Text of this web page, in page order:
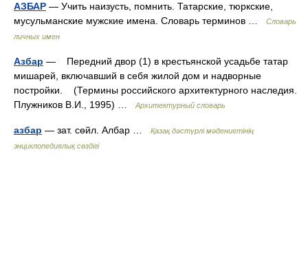
АЗБАР — Учить наизусть, помнить. Татарские, тюркские,
мусульманские мужские имена. Словарь терминов …
Словарь
личных имен
Азбар — Передний двор (1) в крестьянской усадьбе татар
мишарей, включавший в себя жилой дом и надворные
постройки. (Термины российского архитектурного наследия.
Плужников В.И., 1995) …
Архитектурный словарь
азбар — зат. сөйл. Албар …
Қазақ дәстүрлі мәдениетінің
энциклопедиялық сөздігі